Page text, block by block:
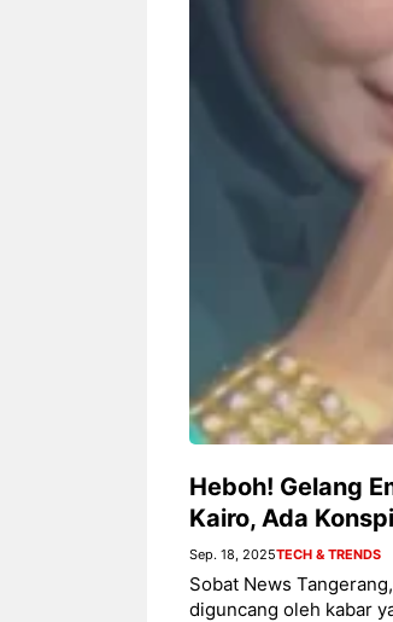
Heboh! Gelang
Kairo, Ada
Sep. 18, 2025TECH & TRENDS
Sobat News
diguncang oleh kabar
dan Vicky Prasetyo, kini merambah